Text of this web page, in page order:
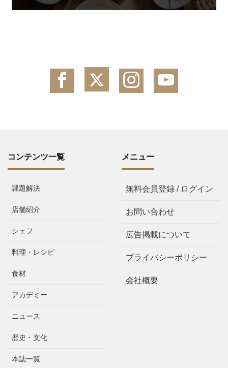
コンテンツ一覧
課題解決
店舗紹介
シェフ
料理・レシピ
食材
アカデミー
ニュース
歴史・文化
本誌一覧
メニュー
無料会員登録 / ログイン
お問い合わせ
広告掲載について
プライバシーポリシー
会社概要